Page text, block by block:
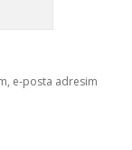
e-posta adresim